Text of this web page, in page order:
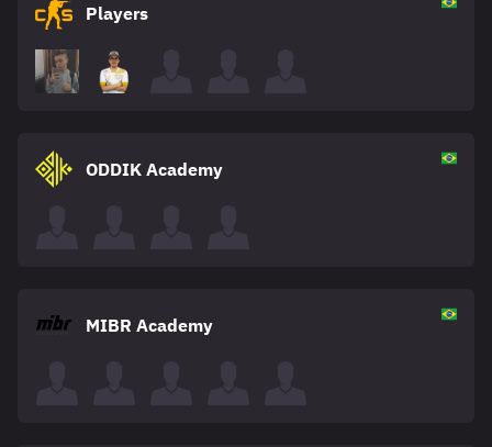
Players
ODDIK Academy
MIBR Academy